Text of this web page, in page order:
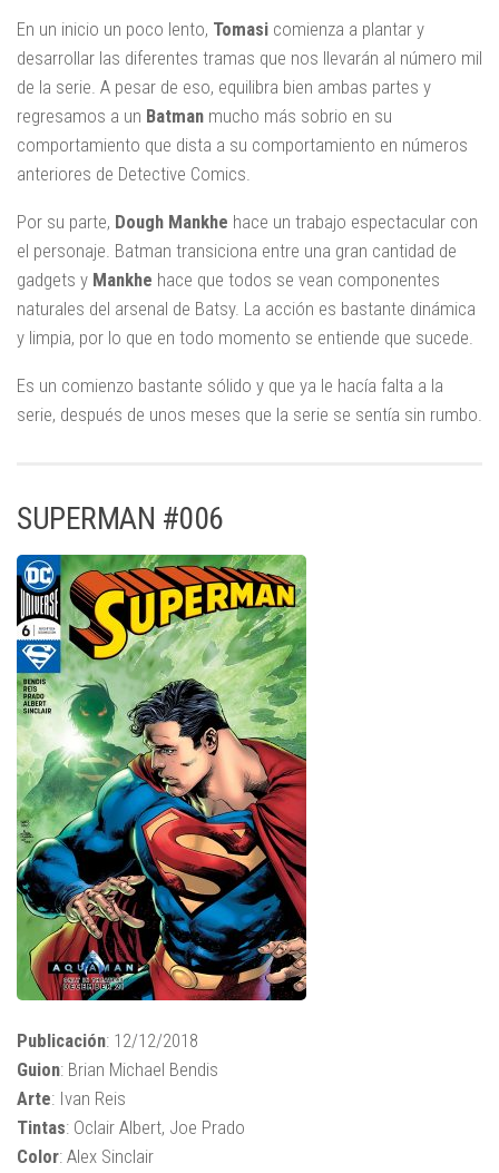
En un inicio un poco lento, Tomasi comienza a plantar y
desarrollar las diferentes tramas que nos llevarán al número mil
de la serie. A pesar de eso, equilibra bien ambas partes y
regresamos a un Batman mucho más sobrio en su
comportamiento que dista a su comportamiento en números
anteriores de Detective Comics.
Por su parte, Dough Mankhe hace un trabajo espectacular con
el personaje. Batman transiciona entre una gran cantidad de
gadgets y Mankhe hace que todos se vean componentes
naturales del arsenal de Batsy. La acción es bastante dinámica
y limpia, por lo que en todo momento se entiende que sucede.
Es un comienzo bastante sólido y que ya le hacía falta a la
serie, después de unos meses que la serie se sentía sin rumbo.
SUPERMAN #006
Publicación: 12/12/2018
Guion: Brian Michael Bendis
Arte: Ivan Reis
Tintas: Oclair Albert, Joe Prado
Color: Alex Sinclair